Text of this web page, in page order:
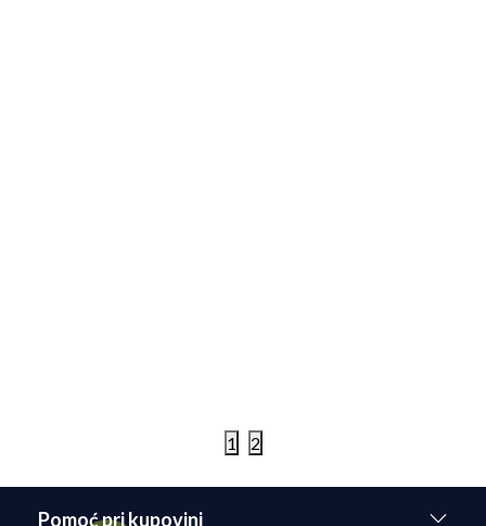
1 2
Pomoć pri kupovini